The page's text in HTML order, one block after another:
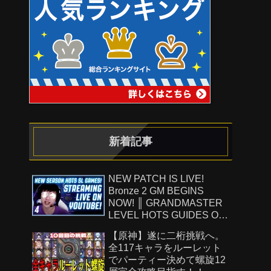
新着記事
NEW PATCH IS LIVE!
Bronze 2 GM BEGINS
NOW! ║ GRANDMASTER
LEVEL HOTS GUIDES ON
【原神】遂に二桁挑戦へ。
全117キャラをルーレット
でパーティー決めて螺旋12